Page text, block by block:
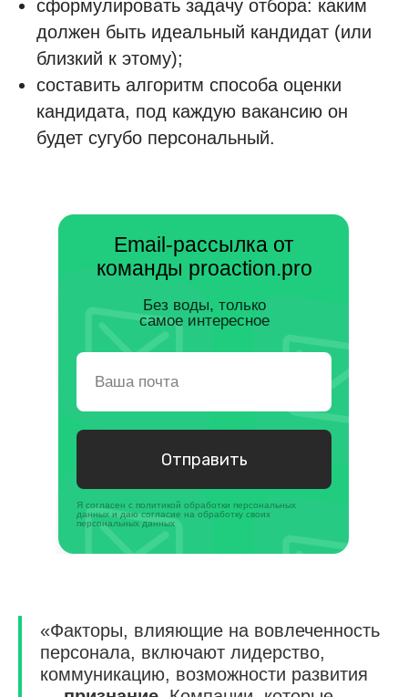
сформулировать задачу отбора: каким
должен быть идеальный кандидат (или
близкий к этому);
составить алгоритм способа оценки
кандидата, под каждую вакансию он
будет сугубо персональный.
Без воды, только
самое интересное
Email-рассылка от
команды proaction.pro
Отправить
Я согласен с политикой обработки персональных
данных и даю согласие на обработку своих
персональных данных
«Факторы, влияющие на вовлеченность
персонала, включают лидерство,
коммуникацию, возможности развития